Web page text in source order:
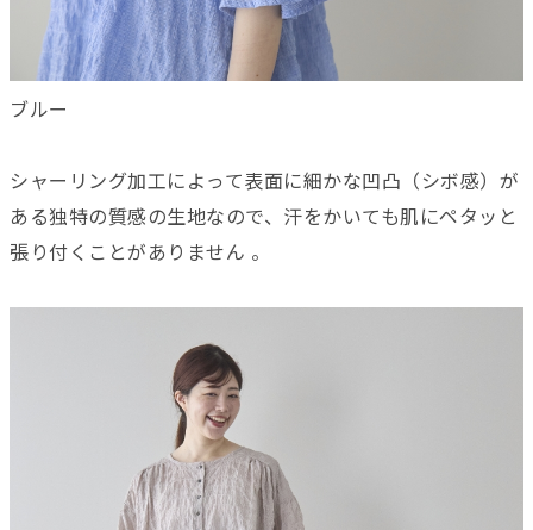
ブルー
シャーリング加工によって表面に細かな凹凸（シボ感）が
ある独特の質感の生地なので、汗をかいても肌にペタッと
張り付くことがありません 。